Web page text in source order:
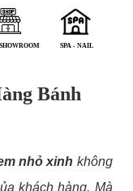
- NAIL TRIỂN LÃM
Bánh
nhỏ xinh không
khách hàng. Mà